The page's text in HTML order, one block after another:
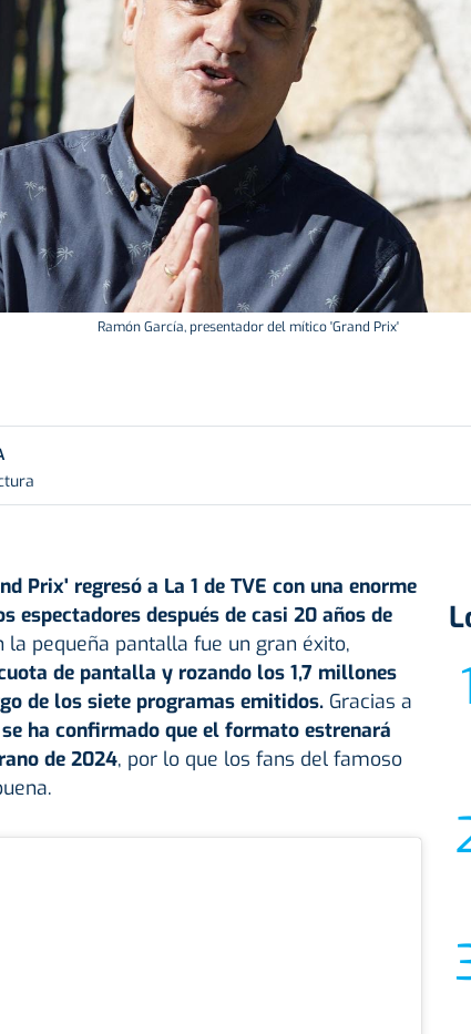
Ramón García, presentador del mítico 'Grand Prix'
Prix' regresó a La 1 de TVE con una enorme
espectadores después de casi 20 años de
la pequeña pantalla fue un gran éxito,
de pantalla y rozando los 1,7 millones
de los siete programas emitidos. Gracias a
ha confirmado que el formato estrenará
de 2024, por lo que los fans del famoso